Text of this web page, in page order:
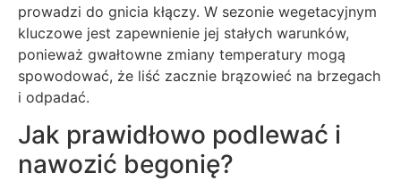
prowadzi do gnicia kłączy. W sezonie wegetacyjnym
kluczowe jest zapewnienie jej stałych warunków,
ponieważ gwałtowne zmiany temperatury mogą
spowodować, że liść zacznie brązowieć na brzegach
i odpadać.
Jak prawidłowo podlewać i
nawozić begonię?